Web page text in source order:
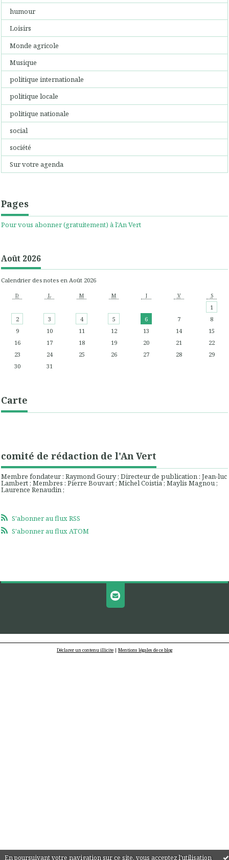
En poursuivant votre navigation sur ce site, vous acceptez l'utilisation
humour
Loisirs
Monde agricole
Musique
politique internationale
politique locale
politique nationale
social
société
Sur votre agenda
Pages
Pour vous abonner (gratuitement) à l'An Vert
Août 2026
Calendrier des notes en Août 2026
D L M M J V S
1
2
3 4 5 6 7
8
9
10 11 12 13 14
15
16
17 18 19 20 21
22
23
24 25 26 27 28
29
30
31
Carte
comité de rédaction de l'An Vert
Membre fondateur : Raymond Goury ; Directeur de publication : Jean-luc
Lambert ; Membres : Pierre Bouvart ; Michel Coistia ; Maylis Magnou ;
Laurence Renaudin ;
S'abonner au flux RSS
S'abonner au flux ATOM
Déclarer un contenu illicite | Mentions légales de ce blog